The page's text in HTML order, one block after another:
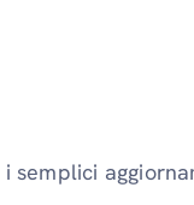
semplici